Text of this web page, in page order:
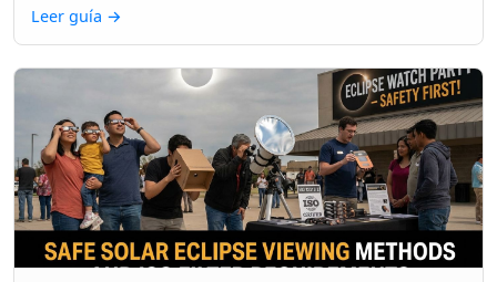
Leer guía →